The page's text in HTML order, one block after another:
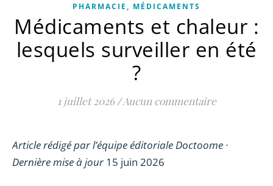
PHARMACIE, MÉDICAMENTS
Médicaments et chaleur :
lesquels surveiller en été
?
1 juillet 2026 /Aucun commentaire
Article rédigé par l’équipe éditoriale Doctoome ·
Dernière mise à jour15 juin 2026